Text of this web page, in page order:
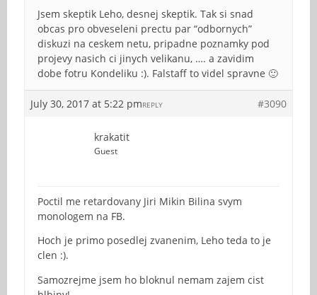
Jsem skeptik Leho, desnej skeptik. Tak si snad
obcas pro obveseleni prectu par “odbornych”
diskuzi na ceskem netu, pripadne poznamky pod
projevy nasich ci jinych velikanu, …. a zavidim
dobe fotru Kondeliku :). Falstaff to videl spravne 🙂
July 30, 2017 at 5:22 pm #3090
REPLY
krakatit
Guest
Poctil me retardovany Jiri Mikin Bilina svym
monologem na FB.
Hoch je primo posedlej zvanenim, Leho teda to je
clen :).
Samozrejme jsem ho bloknul nemam zajem cist